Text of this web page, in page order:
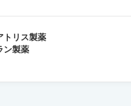
トリス製薬
ン製薬